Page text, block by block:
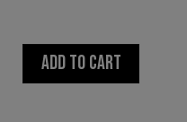
ADD TO CART